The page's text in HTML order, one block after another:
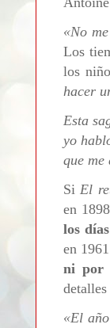
«No
Los
los
hacer
Esta
yo
que me
Si El
en
los
en
ni por
«El